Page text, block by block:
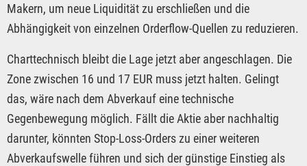
Makern, um neue Liquidität zu erschließen und die
Abhängigkeit von einzelnen Orderflow-Quellen zu reduzieren.
Charttechnisch bleibt die Lage jetzt aber angeschlagen. Die
Zone zwischen 16 und 17 EUR muss jetzt halten. Gelingt
das, wäre nach dem Abverkauf eine technische
Gegenbewegung möglich. Fällt die Aktie aber nachhaltig
darunter, könnten Stop-Loss-Orders zu einer weiteren
Abverkaufswelle führen und sich der günstige Einstieg als